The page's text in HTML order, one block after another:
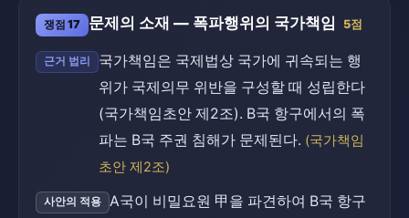
쟁점 17 문제의 소재 — 폭파행위의 국가책임 5점
근거 법리
국가책임은 국제법상 국가에 귀속되는 행
위가 국제의무 위반을 구성할 때 성립한다
(국가책임초안 제2조). B국 항구에서의 폭
파는 B국 주권 침해가 문제된다. (국가책임
초안 제2조)
사안의 적용
A국이 비밀요원 甲을 파견하여 B국 항구